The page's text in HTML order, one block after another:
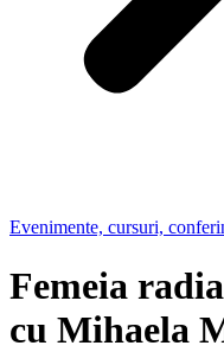
Evenimente, cursuri,
Femeia
cu Mihaela